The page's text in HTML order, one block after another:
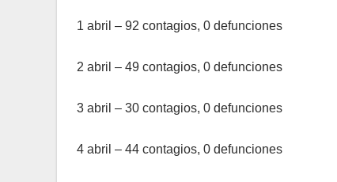
1 abril – 92 contagios, 0 defunciones
2 abril – 49 contagios, 0 defunciones
3 abril – 30 contagios, 0 defunciones
4 abril – 44 contagios, 0 defunciones